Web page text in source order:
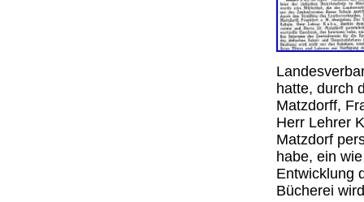
hatte, durch
Matzdorff,
Herr Lehrer
Matzdorf
habe, ein
Entwicklung
Bücherei